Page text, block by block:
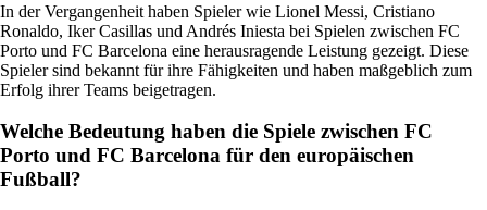
In der Vergangenheit haben Spieler wie Lionel Messi, Cristiano
Ronaldo, Iker Casillas und Andrés Iniesta bei Spielen zwischen FC
Porto und FC Barcelona eine herausragende Leistung gezeigt. Diese
Spieler sind bekannt für ihre Fähigkeiten und haben maßgeblich zum
Erfolg ihrer Teams beigetragen.
Welche Bedeutung haben die Spiele zwischen FC
Porto und FC Barcelona für den europäischen
Fußball?